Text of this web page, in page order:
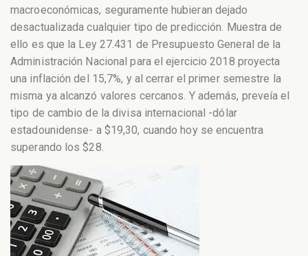
macroeconómicas, seguramente hubieran dejado
desactualizada cualquier tipo de predicción. Muestra de
ello es que la Ley 27.431 de Presupuesto General de la
Administración Nacional para el ejercicio 2018 proyecta
una inflación del 15,7%, y al cerrar el primer semestre la
misma ya alcanzó valores cercanos. Y además, preveía el
tipo de cambio de la divisa internacional -dólar
estadounidense- a $19,30, cuando hoy se encuentra
superando los $28.